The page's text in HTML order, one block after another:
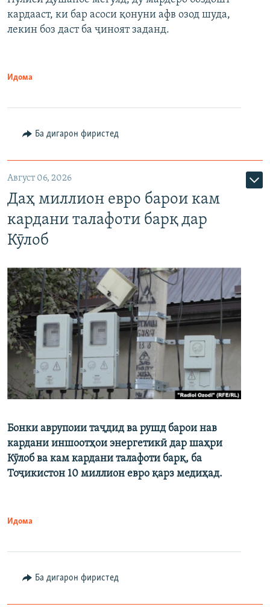
кардааст, ки бар асоси қонуни афв озод шуда,
лекин боз даст ба ҷиноят заданд.
Идома
Ба дигарон фиристед
Август 06, 2026
Даҳ миллион евро барои кам
кардани талафоти барқ дар
Кӯлоб
Бонки аврупоии таҷдид ва рушд барои нав
кардани иншоотҳои энергетикӣ дар шаҳри
Кӯлоб ва кам кардани талафоти барқ, ба
Тоҷикистон 10 миллион евро қарз медиҳад.
Идома
Ба дигарон фиристед